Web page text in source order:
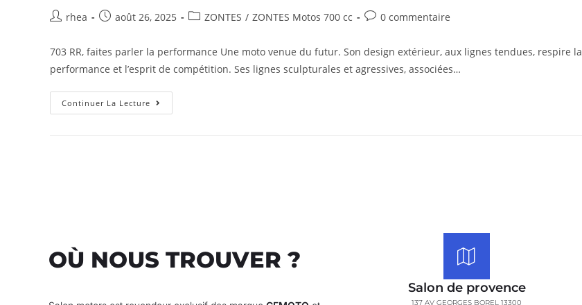
rhea août 26, 2025 ZONTES / ZONTES Motos 700 cc 0 commentaire
703 RR, faites parler la performance Une moto venue du futur. Son design extérieur, aux lignes tendues, respire la
performance et l’esprit de compétition. Ses lignes sculpturales et agressives, associées…
Continuer La Lecture
OÙ NOUS TROUVER ?
Salon de provence
137 AV GEORGES BOREL 13300